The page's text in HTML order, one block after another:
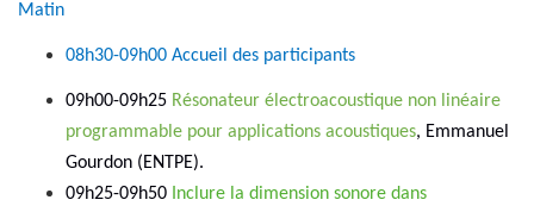
Matin
08h30-09h00 Accueil des participants
09h00-09h25 Résonateur électroacoustique non linéaire
programmable pour applications acoustiques, Emmanuel
Gourdon (ENTPE).
09h25-09h50 Inclure la dimension sonore dans